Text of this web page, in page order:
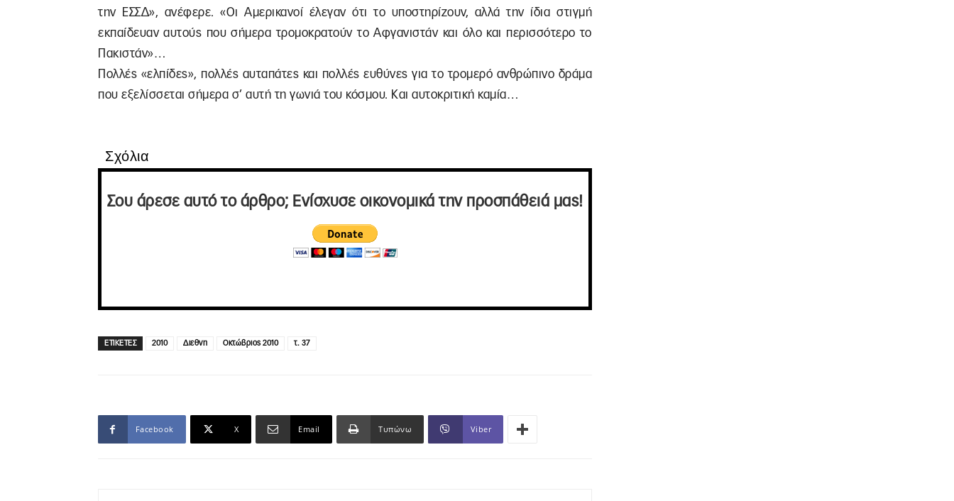
την ΕΣΣΔ», ανέφερε. «Οι Αμερικανοί έλεγαν ότι το υποστηρίζουν, αλλά την ίδια στιγμή
εκπαίδευαν αυτούς που σήμερα τρομοκρατούν το Αφγανιστάν και όλο και περισσότερο το
Πακιστάν»…
Πολλές «ελπίδες», πολλές αυταπάτες και πολλές ευθύνες για το τρομερό ανθρώπινο δράμα
που εξελίσσεται σήμερα σ’ αυτή τη γωνιά του κόσμου. Και αυτοκριτική καμία…
Σχόλια
Σου άρεσε αυτό το άρθρο; Ενίσχυσε οικονομικά την προσπάθειά μας!
ΕΤΙΚΕΤΕΣ 2010 Διεθνη Οκτώβριος 2010 τ. 37
Facebook X Email Τυπώνω Viber